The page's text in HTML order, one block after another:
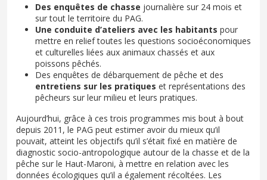
Des enquêtes de chasse journalière sur 24 mois et
sur tout le territoire du PAG.
Une conduite d’ateliers avec les habitants pour
mettre en relief toutes les questions socioéconomiques
et culturelles liées aux animaux chassés et aux
poissons pêchés.
Des enquêtes de débarquement de pêche et des
entretiens sur les pratiques et représentations des
pêcheurs sur leur milieu et leurs pratiques.
Aujourd’hui, grâce à ces trois programmes mis bout à bout
depuis 2011, le PAG peut estimer avoir du mieux qu’il
pouvait, atteint les objectifs qu’il s’était fixé en matière de
diagnostic socio-antropologique autour de la chasse et de la
pêche sur le Haut-Maroni, à mettre en relation avec les
données écologiques qu’il a également récoltées. Les